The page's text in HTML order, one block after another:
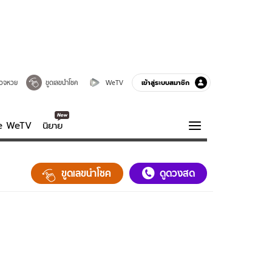
จหวย ขูดเลขนำโชค WeTV เข้าสู่ระบบสมาชิก
WeTV นิยาย
ความรู้รอบตัว
ฮาวทู
ขูดเลขนำโชค ดูดวงสด